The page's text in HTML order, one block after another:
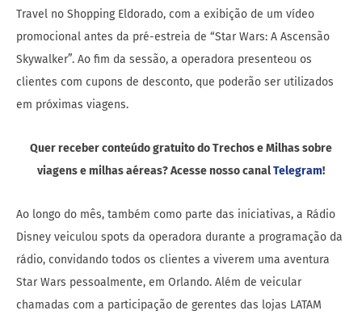
Travel no Shopping Eldorado, com a exibição de um vídeo
promocional antes da pré-estreia de “Star Wars: A Ascensão
Skywalker”. Ao fim da sessão, a operadora presenteou os
clientes com cupons de desconto, que poderão ser utilizados
em próximas viagens.
Quer receber conteúdo gratuito do Trechos e Milhas sobre
viagens e milhas aéreas? Acesse nosso canalTelegram!
Ao longo do mês, também como parte das iniciativas, a Rádio
Disney veiculou spots da operadora durante a programação da
rádio, convidando todos os clientes a viverem uma aventura
Star Wars pessoalmente, em Orlando. Além de veicular
chamadas com a participação de gerentes das lojas LATAM